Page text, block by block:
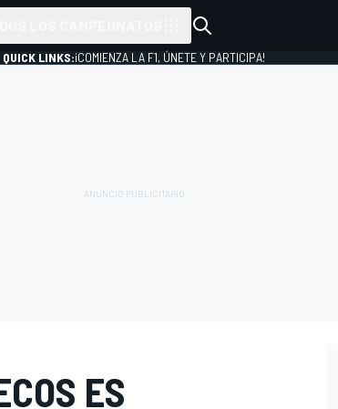
QUICK LINKS:¡COMIENZA LA F1, ÚNETE Y PARTICIPA!
ES